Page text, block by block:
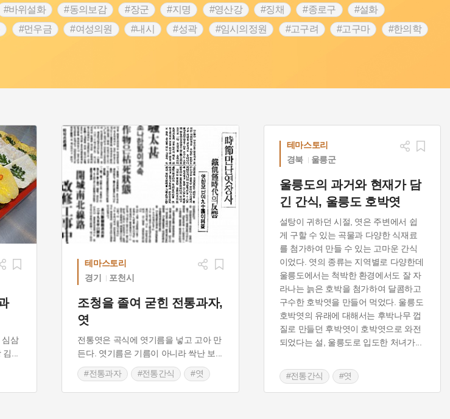
#바위설화 #동의보감 #장군 #지명 #영산강 #징채 #종로구
#설화
#먼우금 #여성의원 #내시 #성곽 #임시의정원 #고구려 #고구마
#한의학
마리아 #여성 독립운동가 #28독립선언 #온달 #문화유산 #노원구
#마을
활동 #영산포 #수령 #부산 #항일투쟁 #남자현
심삼
김
테마스토리
경기
포천시
조청을 졸여 굳힌 전통과자,
엿
전통엿은 곡식에 엿기름을 넣고 고아 만
든다. 엿기름은 기름이 아니라 싹난 보
#전통과자 #전통간식 #엿
테마스토리
경북
울릉군
울릉도의 과거와 현재가 담
긴 간식, 울릉도 호박엿
설탕이 귀하던 시절, 엿은 주변에서 쉽
게 구할 수 있는 곡물과 다양한 식재료
를 첨가하여 만들 수 있는 고마운 간식
이었다. 엿의 종류는 지역별로 다양한데
울릉도에서는 척박한 환경에서도 잘 자
라나는 늙은 호박을 첨가하여 달콤하고
구수한 호박엿을 만들어 먹었다. 울릉도
호박엿의 유래에 대해서는 후박나무 껍
질로 만들던 후박엿이 호박엿으로 와전
되었다는 설, 울릉도로 입도한 처녀가...
#전통간식 #엿
#울릉 향토음식 #경상북도 별미